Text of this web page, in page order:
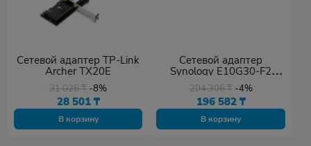
Сетевой адаптер TP-Link
Archer TX20E
31 026₸ -8%
28 501 ₸
В корзину
Сетевой адаптер
Synology E10G30-F2
10bE SFP+ 2-port PCI-e
204 306₸ -4%
196 582 ₸
В корзину